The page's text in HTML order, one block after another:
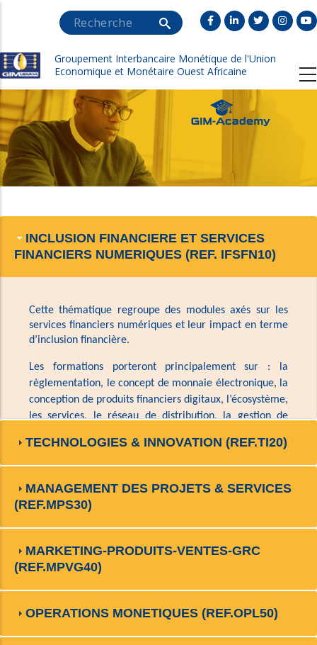
principal
Search
Groupement Interbancaire Monétique de l'Union
Economique et Monétaire Ouest Africaine
INCLUSION FINANCIERE ET SERVICES
FINANCIERS NUMERIQUES (REF. IFSFN10)
Cette thématique regroupe des modules axés sur les
services financiers numériques et leur impact en terme
d’inclusion financière.
Les formations porteront principalement sur : la
règlementation, le concept de monnaie électronique, la
conception de produits financiers digitaux, l’écosystème,
les services, le réseau de distribution, la gestion de
concepts comme l’agency banking et autres canaux
alternatifs.
TECHNOLOGIES & INNOVATION (REF.TI20)
MANAGEMENT DES PROJETS & SERVICES
(REF.MPS30)
MARKETING-PRODUITS-VENTES-GRC
(REF.MPVG40)
OPERATIONS MONETIQUES (REF.OPL50)